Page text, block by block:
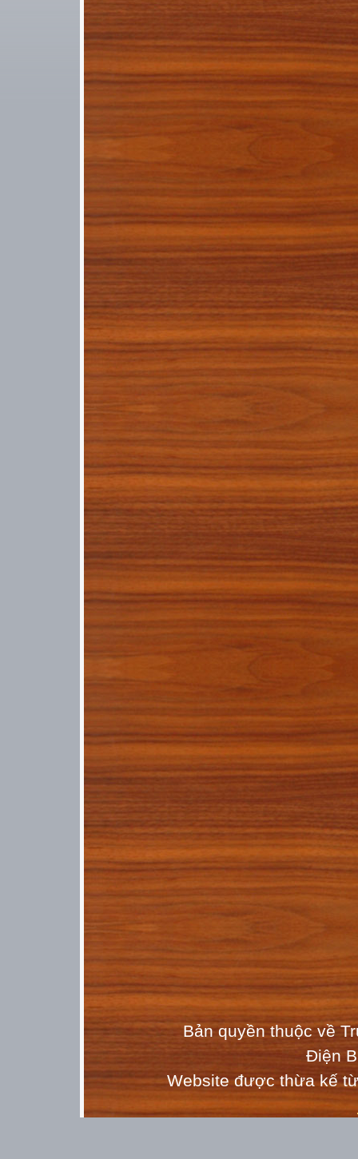
Bản quyền thuộc về
Điện
Website được thừa kế